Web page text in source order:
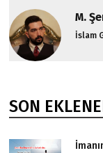
M.
İslam
SON